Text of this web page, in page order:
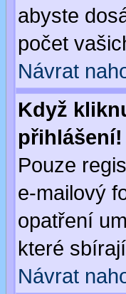
abyste
počet
Návrat
Když
přihlášení!
Pouze
e-mailový
opatření
které
Návrat